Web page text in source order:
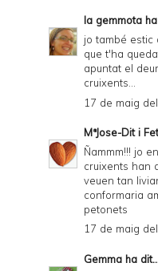
la gemmota
jo també estic
que t'ha
apuntat el
cruixents...
17 de maig
MªJose-Dit i Fet
Ñammm!!! jo
cruixents han
veuen tan
conformaria
petonets
17 de maig
Gemma ha